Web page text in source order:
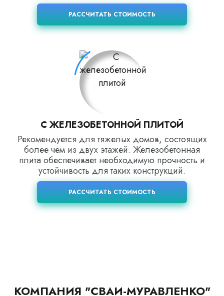
РАССЧИТАТЬ СТОИМОСТЬ
С ЖЕЛЕЗОБЕТОННОЙ ПЛИТОЙ
Рекомендуется для тяжелых домов, состоящих
более чем из двух этажей. Железобетонная
плита обеспечивает необходимую прочность и
устойчивость для таких конструкций.
РАССЧИТАТЬ СТОИМОСТЬ
КОМПАНИЯ "СВАИ-МУРАВЛЕНКО"